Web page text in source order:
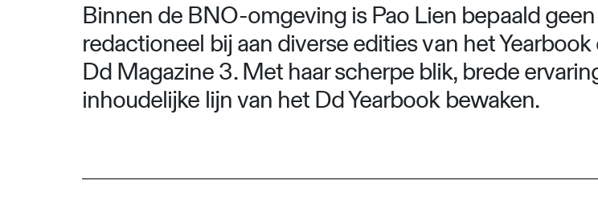
Binnen de BNO-omgeving is Pao Lien bepaald
redactioneel bij aan diverse edities van het
Dd Magazine 3. Met haar scherpe blik, brede
inhoudelijke lijn van het Dd Yearbook bewaken.